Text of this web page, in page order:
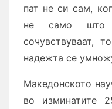
пат не си сам,
не само што
сочувствуваат,
надежта се
Македонското
во изминатите